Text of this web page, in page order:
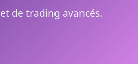
de trading avancés.